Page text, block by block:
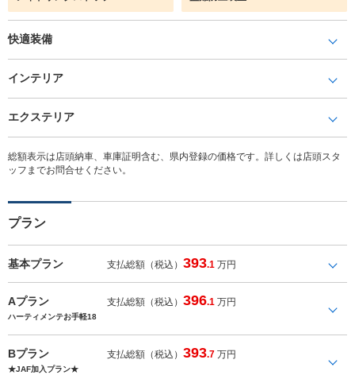
快適装備
インテリア
エクステリア
総額表示は店頭納車、車庫証明含む、県内登録の価格です。詳しくは店頭スタ
ッフまでお問合せください。
プラン
基本プラン 支払総額（税込）393.1 万円
Aプラン 支払総額（税込）396.1 万円
ハーティメンテお手軽18
Bプラン 支払総額（税込）393.7 万円
★JAF加入プラン★